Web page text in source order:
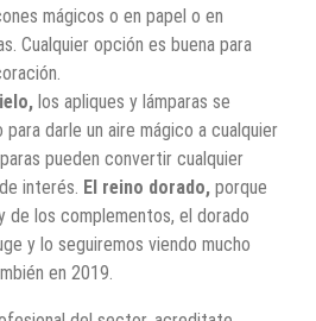
mágicos o en papel o en
Cualquier opción es buena para
los apliques y lámparas se
para darle un aire mágico a cualquier
pueden convertir cualquier
interés. El reino dorado, porque
de los complementos, el dorado
y lo seguiremos viendo mucho
en 2019.